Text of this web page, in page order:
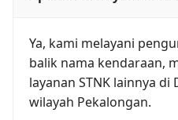
Ya, kami melayani
balik nama kendaraan,
layanan STNK lainnya
wilayah Pekalongan.